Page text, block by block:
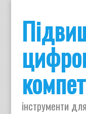
інструменти